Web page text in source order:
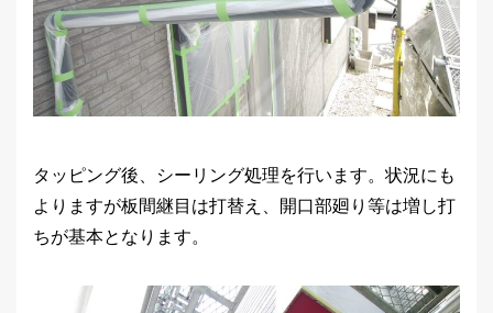
タッピング後、シーリング処理を行います。状況にも
よりますが板間継目は打替え、開口部廻り等は増し打
ちが基本となります。